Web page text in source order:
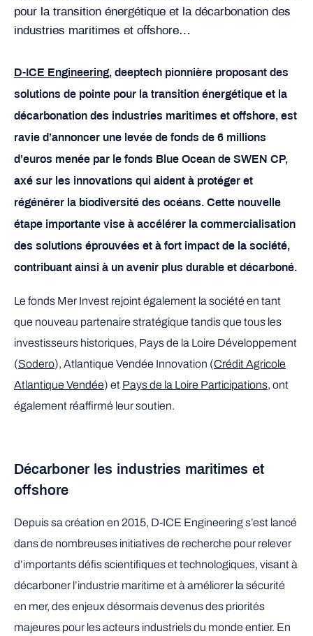
pour la transition énergétique et la décarbonation des
industries maritimes et offshore…
D-ICE Engineering, deeptech pionnière proposant des
solutions de pointe pour la transition énergétique et la
décarbonation des industries maritimes et offshore, est
ravie d’annoncer une levée de fonds de 6 millions
d’euros menée par le fonds Blue Ocean de SWEN CP,
axé sur les innovations qui aident à protéger et
régénérer la biodiversité des océans. Cette nouvelle
étape importante vise à accélérer la commercialisation
des solutions éprouvées et à fort impact de la société,
contribuant ainsi à un avenir plus durable et décarboné.
Le fonds Mer Invest rejoint également la société en tant
que nouveau partenaire stratégique tandis que tous les
investisseurs historiques, Pays de la Loire Développement
(Sodero), Atlantique Vendée Innovation (Crédit Agricole
Atlantique Vendée) et Pays de la Loire Participations, ont
également réaffirmé leur soutien.
Décarboner les industries maritimes et
offshore
Depuis sa création en 2015, D-ICE Engineering s’est lancé
dans de nombreuses initiatives de recherche pour relever
d’importants défis scientifiques et technologiques, visant à
décarboner l’industrie maritime et à améliorer la sécurité
en mer, des enjeux désormais devenus des priorités
majeures pour les acteurs industriels du monde entier. En